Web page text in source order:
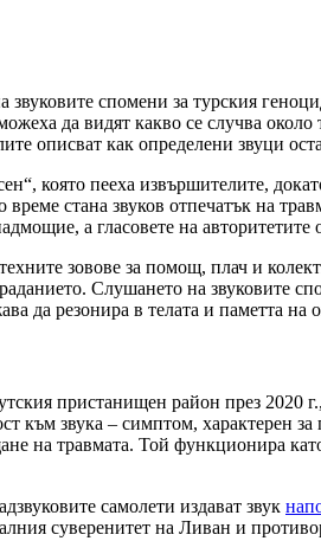
звуковите спомени за турския
да видят какво се случва
описват как определени звуци
която пееха извършителите,
стана звуков отпечатък на
а гласовете на авторитетите
зовове за помощ, плач и
Слушането на звуковите
да резонира в телата и паметта на
пристанищен район през 2020
звука – симптом, характерен
на травмата. Той функционира
самолети издават звук
суверенитет на Ливан и